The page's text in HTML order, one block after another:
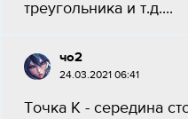
треугольника и т.д....
чо2
24.03.2021 06:41
Точка К - середина